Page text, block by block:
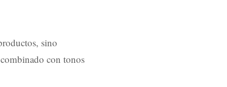
sino
con tonos